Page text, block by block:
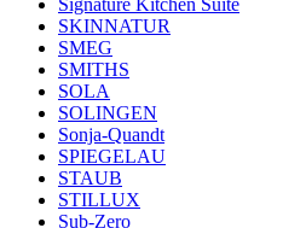
SKINNATUR
SMEG
SMITHS
SOLA
SOLINGEN
Sonja-Quandt
SPIEGELAU
STAUB
STILLUX
Sub-Zero